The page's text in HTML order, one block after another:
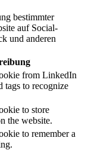
bestimmter
auf Social-
und anderen
from LinkedIn
tags to recognize
to store
the website.
to remember a